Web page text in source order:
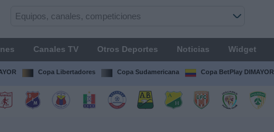
Canales TV Otros Deportes Noticias Widget
Copa Libertadores Copa Sudamericana Copa BetPlay DIMAYOR